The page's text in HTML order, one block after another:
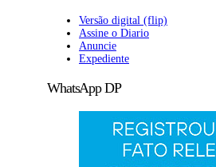
Versão digital (flip)
Assine o Diario
Anuncie
Expediente
WhatsApp DP